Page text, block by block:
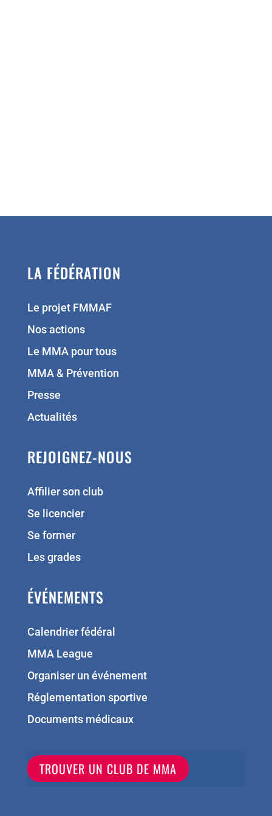
LA FÉDÉRATION
Le projet FMMAF
Nos actions
Le MMA pour tous
MMA & Prévention
Presse
Actualités
REJOIGNEZ-NOUS
Affilier son club
Se licencier
Se former
Les grades
ÉVÉNEMENTS
Calendrier fédéral
MMA League
Organiser un événement
Réglementation sportive
Documents médicaux
TROUVER UN CLUB DE MMA